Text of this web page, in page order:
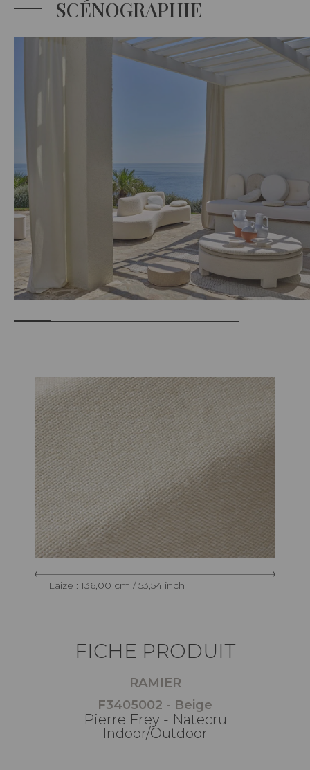
SCÉNOGRAPHIE
Laize : 136,00 cm / 53,54 inch
FICHE PRODUIT
RAMIER
F3405002 - Beige
Pierre Frey - Natecru
Indoor/Outdoor